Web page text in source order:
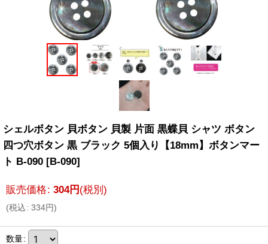
シェルボタン 貝ボタン 貝製 片面 黒蝶貝 シャツ ボタン
四つ穴ボタン 黒 ブラック 5個入り【18mm】ボタンマー
ト B-090 [B-090]
販売価格: 304円 (税別)
(税込: 334円)
数量: